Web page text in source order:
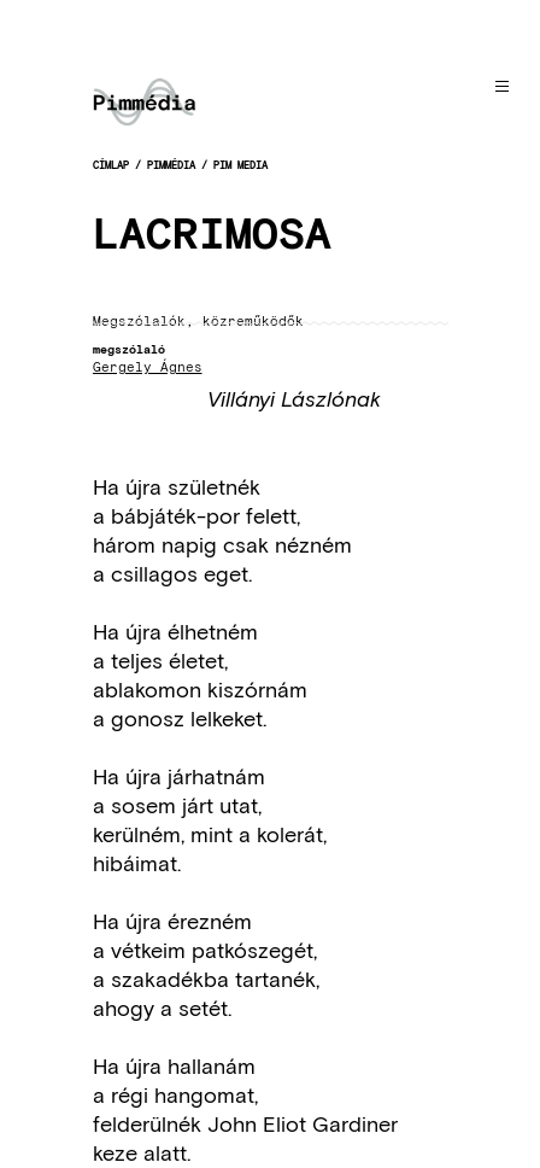
CÍMLAP PIMMÉDIA PIM MEDIA
LACRIMOSA
Megszólalók, közreműködők
megszólaló
Gergely Ágnes
Villányi Lászlónak
Ha újra születnék
a bábjáték-por felett,
három napig csak nézném
a csillagos eget.
Ha újra élhetném
a teljes életet,
ablakomon kiszórnám
a gonosz lelkeket.
Ha újra járhatnám
a sosem járt utat,
kerülném, mint a kolerát,
hibáimat.
Ha újra érezném
a vétkeim patkószegét,
a szakadékba tartanék,
ahogy a setét.
Ha újra hallanám
a régi hangomat,
felderülnék John Eliot Gardiner
keze alatt.